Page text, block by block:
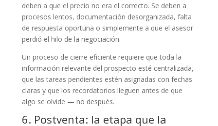
deben a que el precio no era el correcto. Se deben a
procesos lentos, documentación desorganizada, falta
de respuesta oportuna o simplemente a que el asesor
perdió el hilo de la negociación.
Un proceso de cierre eficiente requiere que toda la
información relevante del prospecto esté centralizada,
que las tareas pendientes estén asignadas con fechas
claras y que los recordatorios lleguen antes de que
algo se olvide — no después.
6. Postventa: la etapa que la